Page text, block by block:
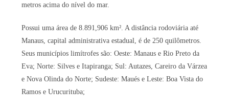
metros acima do nível do mar.
Possui uma área de 8.891,906 km². A distância rodoviária até
Manaus, capital administrativa estadual, é de 250 quilômetros.
Seus municípios limítrofes são: Oeste: Manaus e Rio Preto da
Eva; Norte: Silves e Itapiranga; Sul: Autazes, Careiro da Várzea
e Nova Olinda do Norte; Sudeste: Maués e Leste: Boa Vista do
Ramos e Urucurituba;